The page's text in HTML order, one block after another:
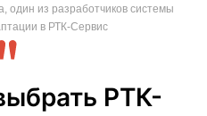
один из разработчиков системы
в РТК-Сервис
РТК-